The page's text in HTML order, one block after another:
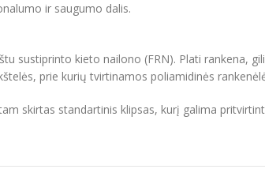
ir saugumo dalis.
sustiprinto kieto nailono (FRN). Plati rankena,
prie kurių tvirtinamos poliamidinės
skirtas standartinis klipsas, kurį galima